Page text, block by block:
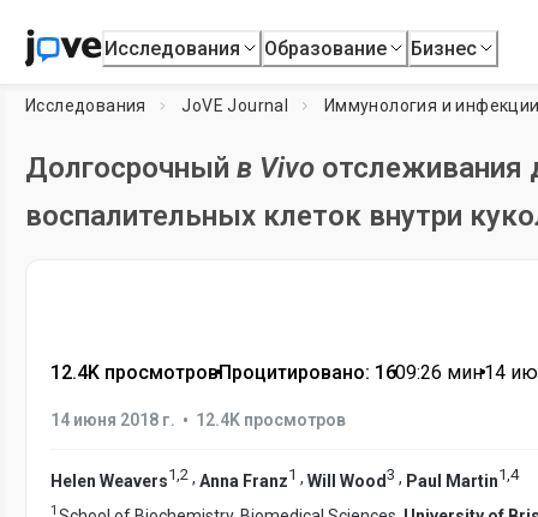
Исследования Образование Бизнес
Исследования JoVE Journal Иммунология и
Долгосрочный в Vivo отслеживания
воспалительных клеток внутри
12.4K просмотров•Процитировано: 16•09:26 мин•14
14 июня 2018 г. • 12.4K просмотров
Helen Weavers1,2 , Anna Franz1 , Will Wood 3 , Paul Martin1,4
1